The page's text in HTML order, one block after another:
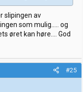
slipingen av
som mulig..... og
øret kan høre.... God
#25